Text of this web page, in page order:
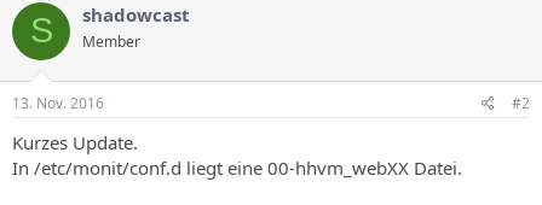
S shadowcast
Member
13. Nov. 2016 #2
Kurzes Update.
In /etc/monit/conf.d liegt eine 00-hhvm_webXX Datei.